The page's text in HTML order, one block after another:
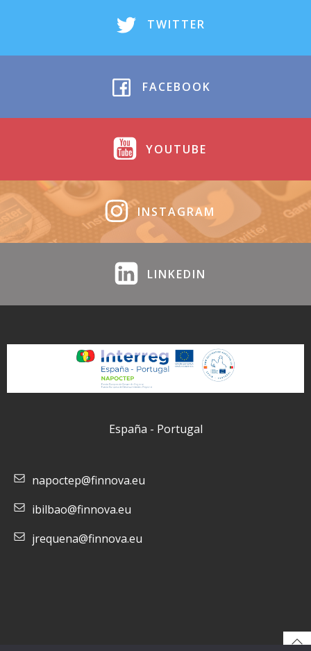
TWITTER
FACEBOOK
YOUTUBE
INSTAGRAM
LINKEDIN
España - Portugal
napoctep@finnova.eu
ibilbao@finnova.eu
jrequena@finnova.eu